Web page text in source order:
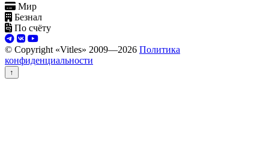
Мир
Безнал
По счёту
© Copyright «Vitles» 2009—2026 Политика
конфиденциальности
↑